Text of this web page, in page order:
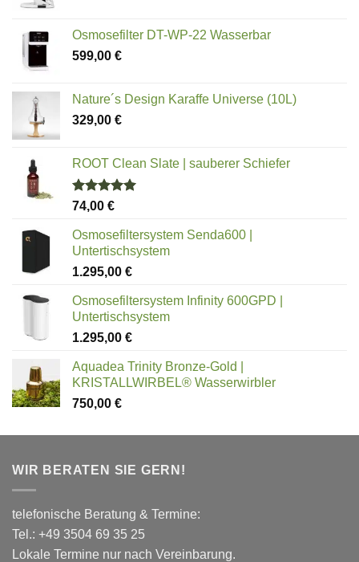
Osmosefilter DT-WP-22 Wasserbar
599,00 €
Nature´s Design Karaffe Universe (10L)
329,00 €
ROOT Clean Slate | sauberer Schiefer
Bewertet
von 5
74,00 €
Osmosefiltersystem Senda600 |
Untertischsystem
1.295,00 €
Osmosefiltersystem Infinity 600GPD |
Untertischsystem
1.295,00 €
Aquadea Trinity Bronze-Gold |
KRISTALLWIRBEL® Wasserwirbler
750,00 €
WIR BERATEN SIE GERN!
telefonische Beratung & Termine:
Tel.: +49 3504 69 35 25
Lokale Termine nur nach Vereinbarung.